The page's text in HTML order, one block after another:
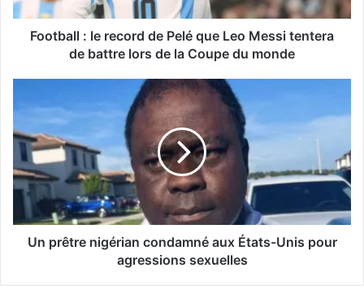
Football : le record de Pelé que Leo Messi tentera
de battre lors de la Coupe du monde
Un prêtre nigérian condamné aux États-Unis pour
agressions sexuelles